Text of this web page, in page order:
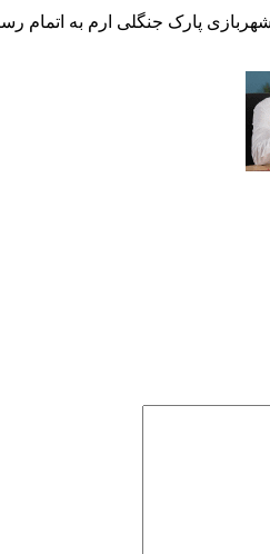
گفت: تسطیح و زیرسازی محل اجرای شهربازی